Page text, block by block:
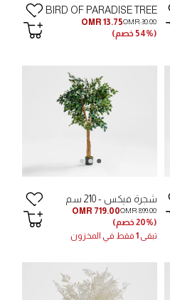
BIRD OF PARADISE TREE
OMR 13.75OMR 30.00
(54% خصم)
شجرة فيكس - 210 سم
OMR 719.00OMR 899.00
(20% خصم)
تبقى 1فقط في المخزون